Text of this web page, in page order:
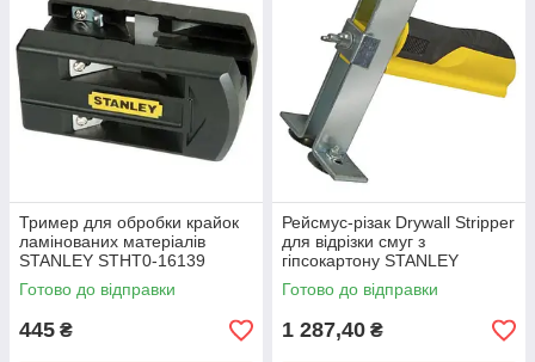
Тример для обробки крайок
ламінованих матеріалів
STANLEY STHT0-16139
товщина 12.7-25.4 мм новий
Готово до відправки
445 ₴
Рейсмус-різак Drywall Stripper
для відрізки смуг з
гіпсокартону STANLEY
STHT1-16069 товщина 9.5-15
мм ширина 120 мм діаметр
Готово до відправки
1 287,40 ₴